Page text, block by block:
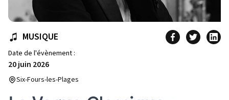
MUSIQUE
Date de l'évènement :
20 juin 2026
Six-Fours-les-Plages